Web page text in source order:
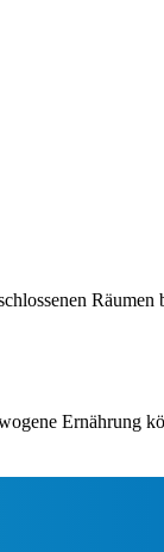
Ernährung